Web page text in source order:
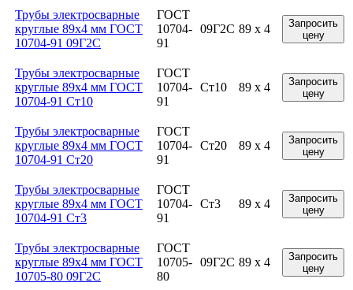
Трубы электросварные
круглые 89x4 мм ГОСТ
10704-91 09Г2С
ГОСТ
10704-
91
09Г2С 89 x 4
Запросить
цену
Трубы электросварные
круглые 89x4 мм ГОСТ
10704-91 Ст10
ГОСТ
10704-
91
Ст10 89 x 4
Запросить
цену
Трубы электросварные
круглые 89x4 мм ГОСТ
10704-91 Ст20
ГОСТ
10704-
91
Ст20 89 x 4
Запросить
цену
Трубы электросварные
круглые 89x4 мм ГОСТ
10704-91 Ст3
ГОСТ
10704-
91
Ст3 89 x 4
Запросить
цену
Трубы электросварные
круглые 89x4 мм ГОСТ
10705-80 09Г2С
ГОСТ
10705-
80
09Г2С 89 x 4
Запросить
цену